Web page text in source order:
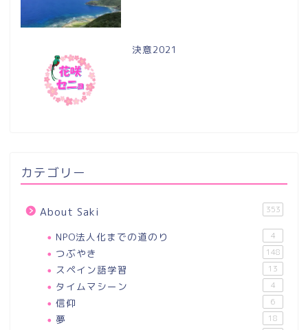
決意2021
カテゴリー
About Saki 353
NPO法人化までの道のり 4
つぶやき 148
スペイン語学習 13
タイムマシーン 4
信仰 6
夢 18